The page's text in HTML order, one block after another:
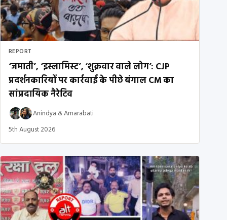
REPORT
‘जमाती’, ‘इस्लामिस्ट’, ‘शुक्रवार वाले लोग’: CJP
प्रदर्शनकारियों पर कार्रवाई के पीछे बंगाल CM का
सांप्रदायिक नैरेटिव
Anindya &Amarabati
5th August 2026